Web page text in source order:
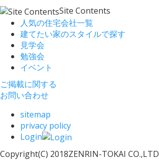
Site Contents
人気の住宅会社一覧
建てたい家のスタイルで探す
見学会
勉強会
イベント
ご掲載に関する
お問い合わせ
sitemap
privacy policy
Login
Copyright(C) 2018ZENRIN-TOKAI